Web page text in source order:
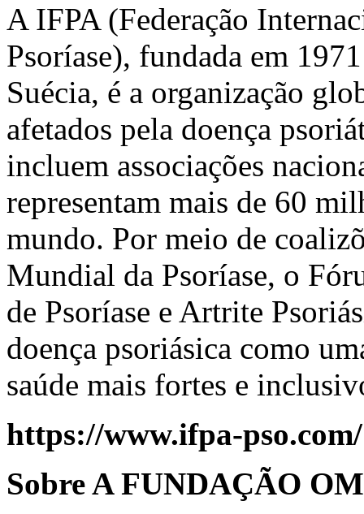
A IFPA (Federação
Psoríase), fundada em
Suécia, é a organização
afetados pela doença
incluem associações
representam mais de 60
mundo. Por meio de
Mundial da Psoríase, o
de Psoríase e Artrite
doença psoriásica como
saúde mais fortes e
https://www.ifpa-pso.com/
Sobre A FUNDAÇÃO